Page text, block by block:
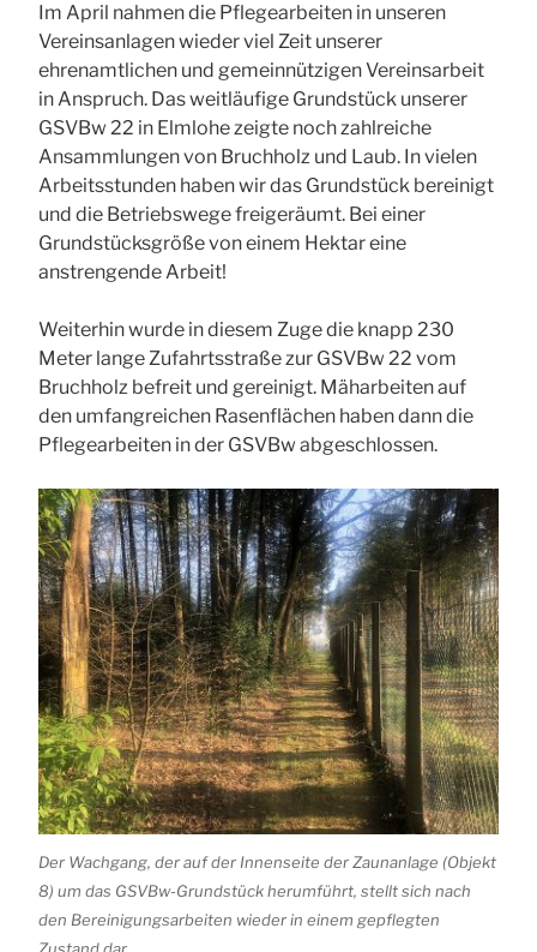
Im April nahmen die Pflegearbeiten in unseren
Vereinsanlagen wieder viel Zeit unserer
ehrenamtlichen und gemeinnützigen Vereinsarbeit
in Anspruch. Das weitläufige Grundstück unserer
GSVBw 22 in Elmlohe zeigte noch zahlreiche
Ansammlungen von Bruchholz und Laub. In vielen
Arbeitsstunden haben wir das Grundstück bereinigt
und die Betriebswege freigeräumt. Bei einer
Grundstücksgröße von einem Hektar eine
anstrengende Arbeit!
Weiterhin wurde in diesem Zuge die knapp 230
Meter lange Zufahrtsstraße zur GSVBw 22 vom
Bruchholz befreit und gereinigt. Mäharbeiten auf
den umfangreichen Rasenflächen haben dann die
Pflegearbeiten in der GSVBw abgeschlossen.
Der Wachgang, der auf der Innenseite der Zaunanlage (Objekt
8) um das GSVBw-Grundstück herumführt, stellt sich nach
den Bereinigungsarbeiten wieder in einem gepflegten